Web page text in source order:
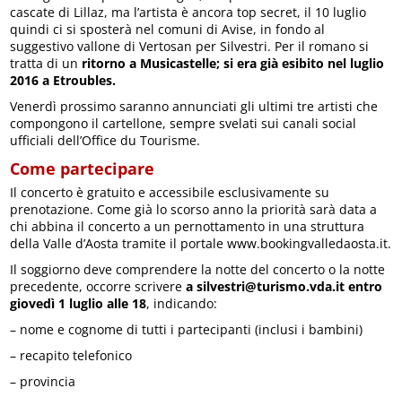
cascate di Lillaz, ma l’artista è ancora top secret, il 10 luglio
quindi ci si sposterà nel comuni di Avise, in fondo al
suggestivo vallone di Vertosan per Silvestri. Per il romano si
tratta di un ritorno a Musicastelle; si era già esibito nel luglio
2016 a Etroubles.
Venerdì prossimo saranno annunciati gli ultimi tre artisti che
compongono il cartellone, sempre svelati sui canali social
ufficiali dell’Office du Tourisme.
Come partecipare
Il concerto è gratuito e accessibile esclusivamente su
prenotazione. Come già lo scorso anno la priorità sarà data a
chi abbina il concerto a un pernottamento in una struttura
della Valle d’Aosta tramite il portale www.bookingvalledaosta.it.
Il soggiorno deve comprendere la notte del concerto o la notte
precedente, occorre scrivere a silvestri@turismo.vda.it entro
giovedì 1 luglio alle 18, indicando:
– nome e cognome di tutti i partecipanti (inclusi i bambini)
– recapito telefonico
– provincia